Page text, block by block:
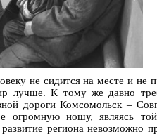
не сидится на месте и не
лучше. К тому же давно
дороги Комсомольск –
огромную ношу, являясь
региона невозможно